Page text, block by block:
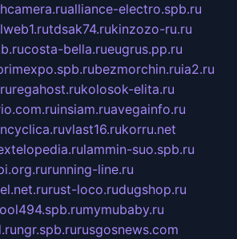
alliance-electro.spb.ru
tdsak74.rukinzozo-ru.ru
costa-bella.rueugrus.pp.ru
bezmorchin.ruia2.ru
regahost.rukolosok-elita.ru
insiam.ruavegainfo.ru
vlast16.rukorru.net
lammin-suo.spb.ru
running-line.ru
rust-loco.rudugshop.ru
mymubaby.ru
ngr.spb.rurusgosnews.com